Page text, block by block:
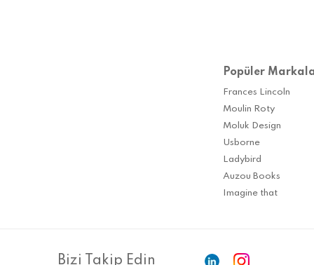
Popüler
Frances Lincoln
Moulin Roty
Moluk Design
Usborne
Ladybird
Auzou Books
Imagine that
Bizi Takip Edin